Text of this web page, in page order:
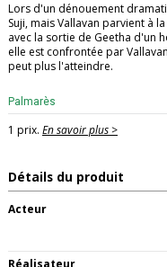
Lors d'un dénouement
Suji, mais Vallavan parvient à
avec la sortie de Geetha d'un
elle est confrontée par
peut plus l'atteindre. ​
Palmarès
1 prix. En savoir plus >
Détails du produit
Acteur
Réalisateur